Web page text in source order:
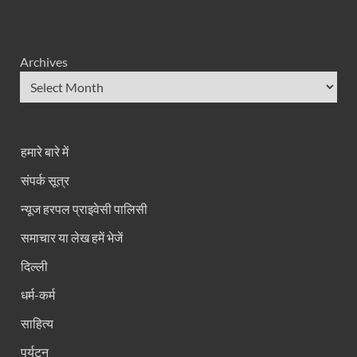
Archives
हमारे बारे में
संपर्क सूत्र
न्यूज हरपल प्राइवेसी पालिसी
समाचार या लेख हमें भेजें
दिल्ली
धर्म-कर्म
साहित्य
पर्यटन